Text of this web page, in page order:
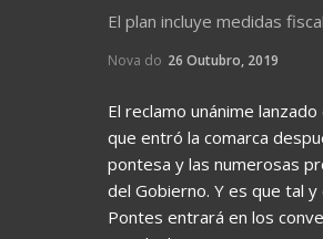
El plan incluye medidas
Nova do 26 Outubro, 2019
El reclamo unánime
que entró la comarca
pontesa y las numerosas
del Gobierno. Y es que tal
Pontes entrará en los